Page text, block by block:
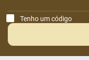
Tenho um código